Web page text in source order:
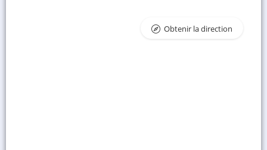
Obtenir la direction